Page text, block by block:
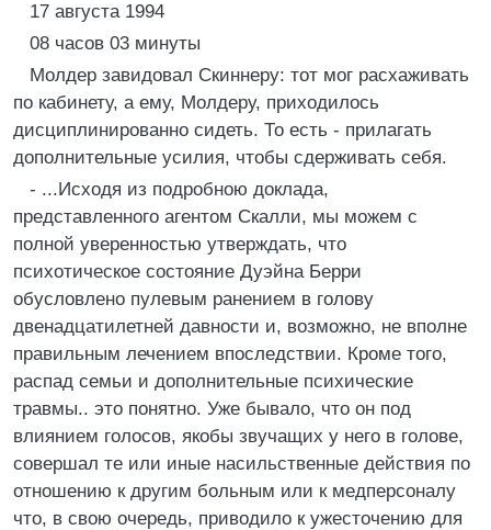
17 августа 1994
08 часов 03 минуты
Молдер завидовал Скиннеру: тот мог расхаживать
по кабинету, а ему, Молдеру, приходилось
дисциплинированно сидеть. То есть - прилагать
дополнительные усилия, чтобы сдерживать себя.
- ...Исходя из подробною доклада,
представленного агентом Скалли, мы можем с
полной уверенностью утверждать, что
психотическое состояние Дуэйна Берри
обусловлено пулевым ранением в голову
двенадцатилетней давности и, возможно, не вполне
правильным лечением впоследствии. Кроме того,
распад семьи и дополнительные психические
травмы.. это понятно. Уже бывало, что он под
влиянием голосов, якобы звучащих у него в голове,
совершал те или иные насильственные действия по
отношению к другим больным или к медперсоналу
что, в свою очередь, приводило к ужесточению для